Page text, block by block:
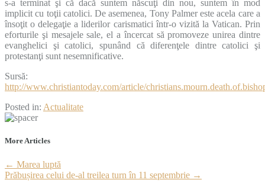
s-a terminat şi că dacă suntem născuţi din nou, suntem în mod
implicit cu toţii catolici. De asemenea, Tony Palmer este acela care a
însoţit o delegaţie a liderilor carismatici într-o vizită la Vatican. Prin
eforturile şi mesajele sale, el a încercat să promoveze unirea dintre
evanghelici şi catolici, spunând că diferenţele dintre catolici şi
protestanţi sunt nesemnificative.
Sursă:
http://www.christiantoday.com/article/
Posted in: Actualitate
More Articles
← Marea luptă
Prăbușirea celui de-al treilea turn în 11 septembrie →